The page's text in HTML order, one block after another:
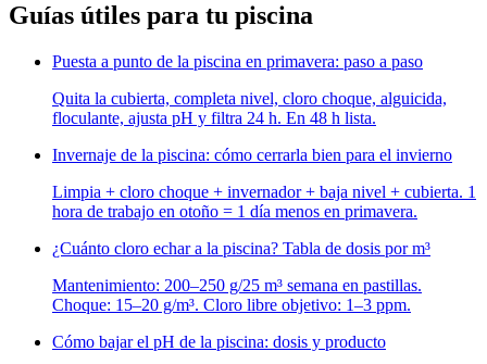
Guías útiles para tu piscina
Puesta a punto de la piscina en primavera: paso a paso
Quita la cubierta, completa nivel, cloro choque, alguicida,
floculante, ajusta pH y filtra 24 h. En 48 h lista.
Invernaje de la piscina: cómo cerrarla bien para el invierno
Limpia + cloro choque + invernador + baja nivel + cubierta. 1
hora de trabajo en otoño = 1 día menos en primavera.
¿Cuánto cloro echar a la piscina? Tabla de dosis por m³
Mantenimiento: 200–250 g/25 m³ semana en pastillas.
Choque: 15–20 g/m³. Cloro libre objetivo: 1–3 ppm.
Cómo bajar el pH de la piscina: dosis y producto